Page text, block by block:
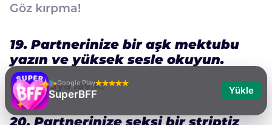
Göz kırpma!
19. Partnerinize bir aşk mektubu
yazın ve yüksek sesle okuyun.
bayılmaya layık!
20. Partnerinize seksi bir striptiz
Google Play
SuperBFF Yükle